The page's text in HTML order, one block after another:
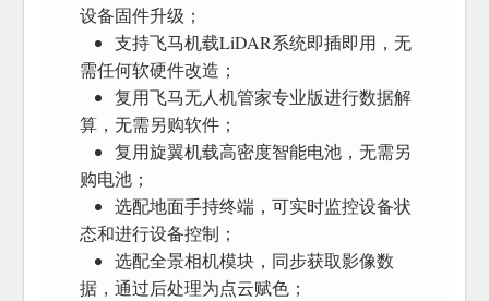
设备固件升级；
支持飞马机载LiDAR系统即插即用，无
需任何软硬件改造；
复用飞马无人机管家专业版进行数据解
算，无需另购软件；
复用旋翼机载高密度智能电池，无需另
购电池；
选配地面手持终端，可实时监控设备状
态和进行设备控制；
选配全景相机模块，同步获取影像数
据，通过后处理为点云赋色；